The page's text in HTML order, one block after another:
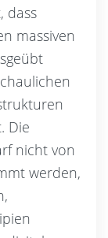
dass
massiven
Die
nicht von
werden,